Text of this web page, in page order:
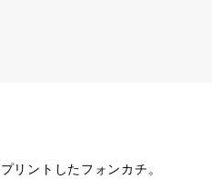
リントしたフォンカチ。